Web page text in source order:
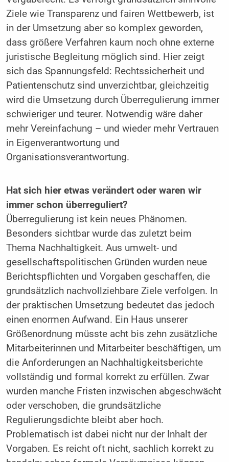
Ziele wie Transparenz und fairen Wettbewerb, ist
in der Umsetzung aber so komplex geworden,
dass größere Verfahren kaum noch ohne externe
juristische Begleitung möglich sind. Hier zeigt
sich das Spannungsfeld: Rechtssicherheit und
Patientenschutz sind unverzichtbar, gleichzeitig
wird die Umsetzung durch Überregulierung immer
schwieriger und teurer. Notwendig wäre daher
mehr Vereinfachung – und wieder mehr Vertrauen
in Eigenverantwortung und
Organisationsverantwortung.
Hat sich hier etwas verändert oder waren wir
immer schon überreguliert?
Überregulierung ist kein neues Phänomen.
Besonders sichtbar wurde das zuletzt beim
Thema Nachhaltigkeit. Aus umwelt- und
gesellschaftspolitischen Gründen wurden neue
Berichtspflichten und Vorgaben geschaffen, die
grundsätzlich nachvollziehbare Ziele verfolgen. In
der praktischen Umsetzung bedeutet das jedoch
einen enormen Aufwand. Ein Haus unserer
Größenordnung müsste acht bis zehn zusätzliche
Mitarbeiterinnen und Mitarbeiter beschäftigen, um
die Anforderungen an Nachhaltigkeitsberichte
vollständig und formal korrekt zu erfüllen. Zwar
wurden manche Fristen inzwischen abgeschwächt
oder verschoben, die grundsätzliche
Regulierungsdichte bleibt aber hoch.
Problematisch ist dabei nicht nur der Inhalt der
Vorgaben. Es reicht oft nicht, sachlich korrekt zu